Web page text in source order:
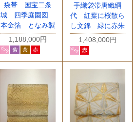
袋帯 国宝二条
城 四季庭園図
本金箔 となみ製
1,188,000円
手織袋帯唐織綱
代 紅葉に桜散ら
し文錦 緑に赤朱
1,408,000円